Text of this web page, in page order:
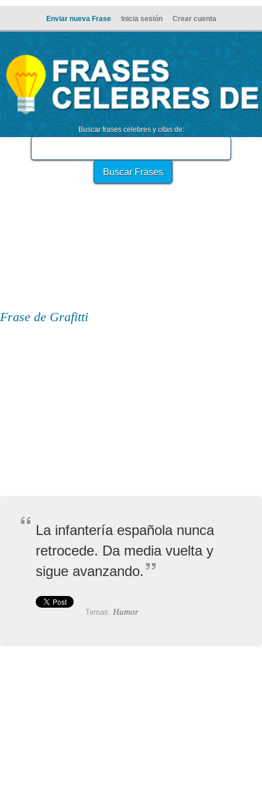
Enviar nueva Frase Inicia sesión Crear cuenta
Buscar frases celebres y citas de:
Frase de Grafitti
La infantería española nunca
retrocede. Da media vuelta y
sigue avanzando.
Temas: Humor